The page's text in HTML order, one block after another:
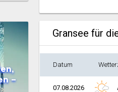
–
Gransee für
Datum
07.08.2026